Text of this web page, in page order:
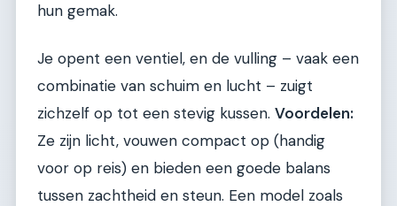
hun gemak.
Je opent een ventiel, en de vulling – vaak een
combinatie van schuim en lucht – zuigt
zichzelf op tot een stevig kussen. Voordelen:
Ze zijn licht, vouwen compact op (handig
voor op reis) en bieden een goede balans
tussen zachtheid en steun. Een model zoals